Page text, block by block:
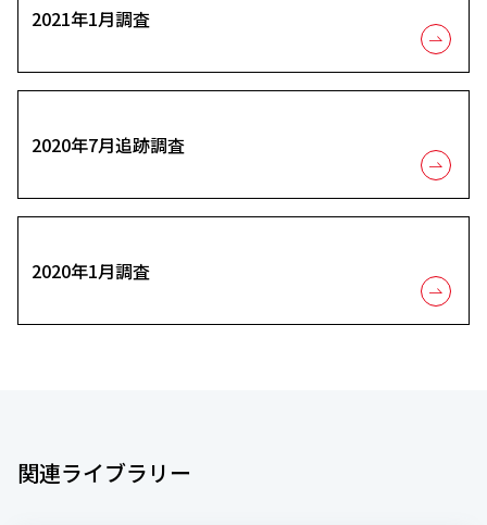
2021年1月調査
2020年7月追跡調査
2020年1月調査
関連ライブラリー